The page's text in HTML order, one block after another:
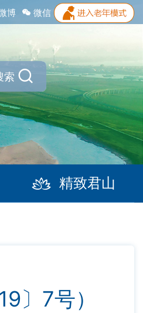
博 微信
索
精致君山
〕7号）